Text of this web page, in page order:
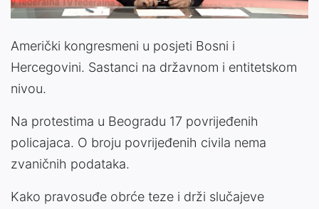
Američki kongresmeni u posjeti Bosni i
Hercegovini. Sastanci na državnom i entitetskom
nivou.
Na protestima u Beogradu 17 povrijeđenih
policajaca. O broju povrijeđenih civila nema
zvaničnih podataka.
Kako pravosuđe obrće teze i drži slučajeve